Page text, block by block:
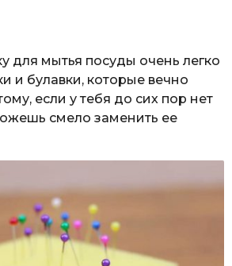
для мытья посуды очень легко
и булавки, которые вечно
если у тебя до сих пор нет
смело заменить ее